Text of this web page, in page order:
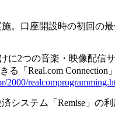
。口座開設時の初回の
に2つの音楽・映像配信
「Real.com Connection」
2000/
システム「Remise」の